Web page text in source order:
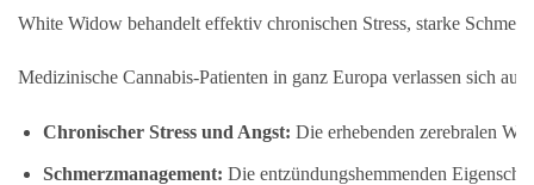
White Widow behandelt effektiv chronischen Stress, starke
Medizinische Cannabis-Patienten in ganz Europa verlassen sich
Chronischer Stress und Angst: Die erhebenden zerebralen
Schmerzmanagement: Die entzündungshemmenden